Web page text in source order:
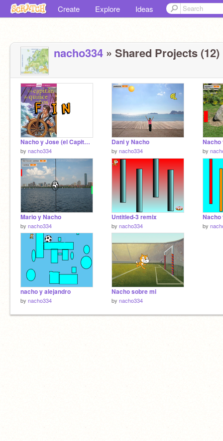
Create Explore Ideas
nacho334 » Shared Projects (12)
Nacho y Jose (el Capitán de 15 años)
by nacho334
Dani y Nacho
by nacho334
Nacho
by
Mario y Nacho
by nacho334
Untitled-3 remix
by nacho334
Nacho
by
nacho y alejandro
by nacho334
Nacho sobre mi
by nacho334